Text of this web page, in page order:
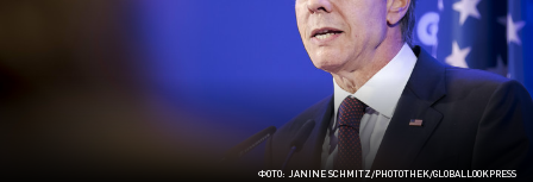
ФОТО: JANINE SCHMITZ/PHOTOTHEK/GLOBALLOOKPRESS